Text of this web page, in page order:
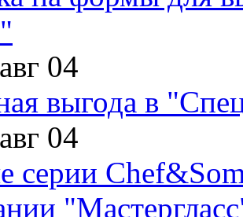
04
выгода в
04
серии